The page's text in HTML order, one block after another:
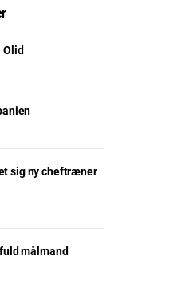
Olid
sig ny cheftræner
målmand